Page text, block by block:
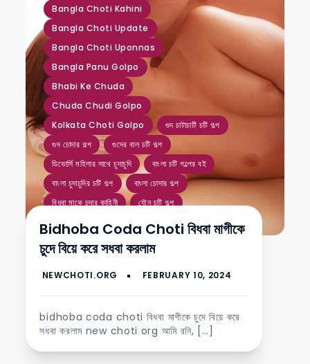
Bangla Choti Kahini
Bangla Choti Update
Bangla Choti Uponnas
Bangla Panu Golpo
Bhabi Ke Chuda
Chuda Chudi Golpo
Kolkata Choti Golpo গুদ চাটাচাটি চটি গল্প
গুদ চোদার গল্প গুদের বাল চটি গল্প
ডিভোর্সি মহিলার সাথে চুদাচুদি বাংলা চটি গল্পের বই
বাংলা চুদাচুদির চটি গল্প বাংলা চোদার গল্প
বিধবা মাকে চুদার কাহিনী যৌন চটি গল্প
Bidhoba Coda Choti বিধবা মাগীকে
চুদে বিয়ে করে সধবা করলাম
bidhoba coda choti বিধবা মাগীকে চুদে বিয়ে করে
সধবা করলাম new choti org আমি রনি, […]